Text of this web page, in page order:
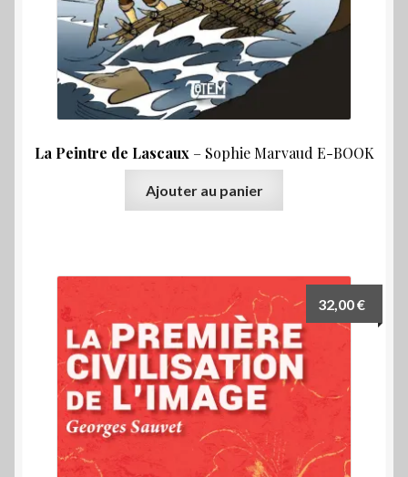
La Peintre de Lascaux– Sophie Marvaud E-BOOK
Ajouter au panier
32,00€